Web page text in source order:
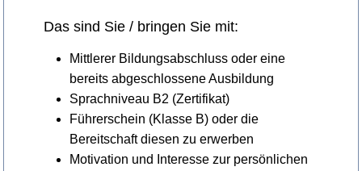
Das sind Sie / bringen Sie mit:
Mittlerer Bildungsabschluss oder eine
bereits abgeschlossene Ausbildung
Sprachniveau B2 (Zertifikat)
Führerschein (Klasse B) oder die
Bereitschaft diesen zu erwerben
Motivation und Interesse zur persönlichen